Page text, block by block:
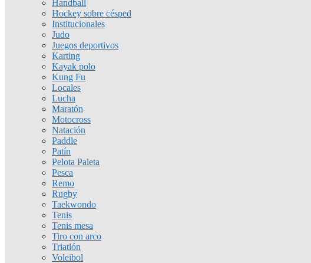
Handball
Hockey sobre césped
Institucionales
Judo
Juegos deportivos
Karting
Kayak polo
Kung Fu
Locales
Lucha
Maratón
Motocross
Natación
Paddle
Patín
Pelota Paleta
Pesca
Remo
Rugby
Taekwondo
Tenis
Tenis mesa
Tiro con arco
Triatlón
Voleibol